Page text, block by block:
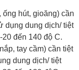
hút, gioăng) cần
dụng dung dịch/ tiệt
đến 140 độ C.
tay cầm) cần tiệt
dung dịch/ tiệt